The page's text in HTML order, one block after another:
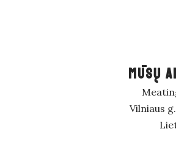
MŪSŲ
Vilniaus